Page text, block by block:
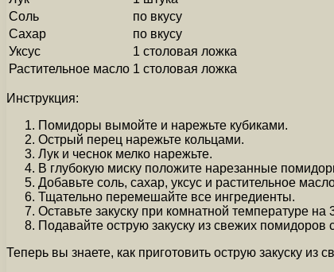
Соль
по вкусу
Сахар
по вкусу
Уксус
1 столовая ложка
Растительное масло 1 столовая ложка
Инструкция:
Помидоры вымойте и нарежьте кубиками.
Острый перец нарежьте кольцами.
Лук и чеснок мелко нарежьте.
В глубокую миску положите нарезанные
Добавьте соль, сахар, уксус и растительное
Тщательно перемешайте все ингредиенты.
Оставьте закуску при комнатной температуре на
Подавайте острую закуску из свежих
Теперь вы знаете, как приготовить острую закуску